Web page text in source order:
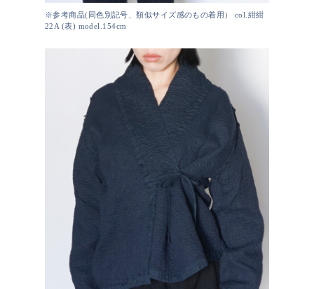
※参考商品(同色別記号、類似サイズ感のもの着用） col.紺紺
22A (表) model.154cm